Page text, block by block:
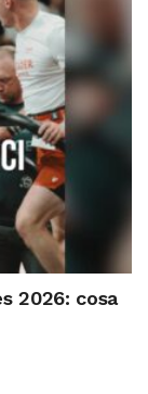
2026: cosa